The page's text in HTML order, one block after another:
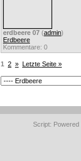
erdbeere 07 (admin)
Erdbeere
Kommentare: 0
1 2 » Letzte Seite »
Script: Powered